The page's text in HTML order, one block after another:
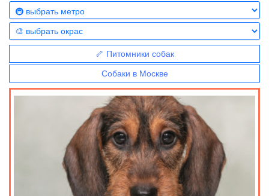
🦴 Питомники собак
Собаки в Москве